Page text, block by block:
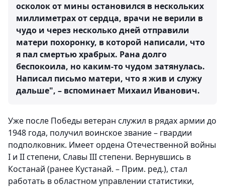
осколок от мины остановился в нескольких
миллиметрах от сердца, врачи не верили в
чудо и через несколько дней отправили
матери похоронку, в которой написали, что
я пал смертью храбрых. Рана долго
беспокоила, но каким-то чудом затянулась.
Написал письмо матери, что я жив и служу
дальше", – вспоминает Михаил Иванович.
Уже после Победы ветеран служил в рядах армии до
1948 года, получил воинское звание – гвардии
подполковник. Имеет ордена Отечественной войны
I и II степени, Славы III степени. Вернувшись в
Костанай (ранее Кустанай. – Прим. ред.), стал
работать в областном управлении статистики,